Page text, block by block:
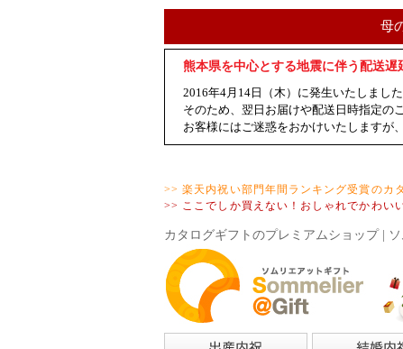
母
熊本県を中心とする地震に伴う配送遅
2016年4月14日（木）に発生いたしまし
そのため、翌日お届けや配送日時指定の
お客様にはご迷惑をおかけいたしますが
>> 楽天内祝い部門年間ランキング受賞のカ
>> ここでしか買えない！おしゃれでかわい
カタログギフトのプレミアムショップ |